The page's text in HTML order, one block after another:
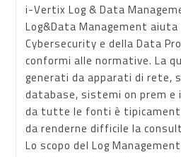
i-Vertix Log & Data
Log&Data Management
Cybersecurity e della Data
conformi alle normative. La
generati da apparati di rete,
database, sistemi on prem e
da tutte le fonti è
da renderne difficile la
Lo scopo del Log